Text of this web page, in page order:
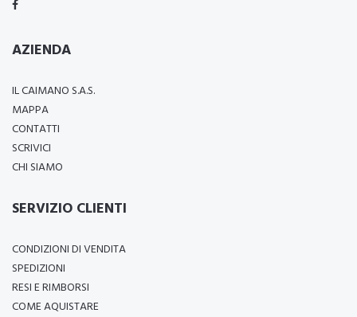
AZIENDA
IL CAIMANO S.A.S.
MAPPA
CONTATTI
SCRIVICI
CHI SIAMO
SERVIZIO CLIENTI
CONDIZIONI DI VENDITA
SPEDIZIONI
RESI E RIMBORSI
COME AQUISTARE